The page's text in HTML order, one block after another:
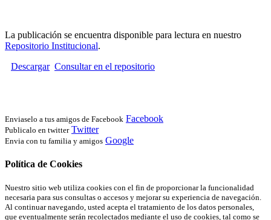
La publicación se encuentra disponible para lectura en nuestro
Repositorio Institucional.
Descargar Consultar en el repositorio
Enviaselo a tus amigos de Facebook Facebook
Publicalo en twitter Twitter
Envia con tu familia y amigos Google
Política de Cookies
Nuestro sitio web utiliza cookies con el fin de proporcionar la funcionalidad
necesaria para sus consultas o accesos y mejorar su experiencia de navegación.
Al continuar navegando, usted acepta el tratamiento de los datos personales,
que eventualmente serán recolectados mediante el uso de cookies, tal como se